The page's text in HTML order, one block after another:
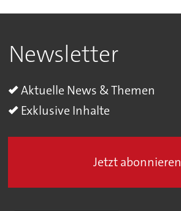
Newsletter
Aktuelle News & Themen
Exklusive Inhalte
Jetzt abonnieren